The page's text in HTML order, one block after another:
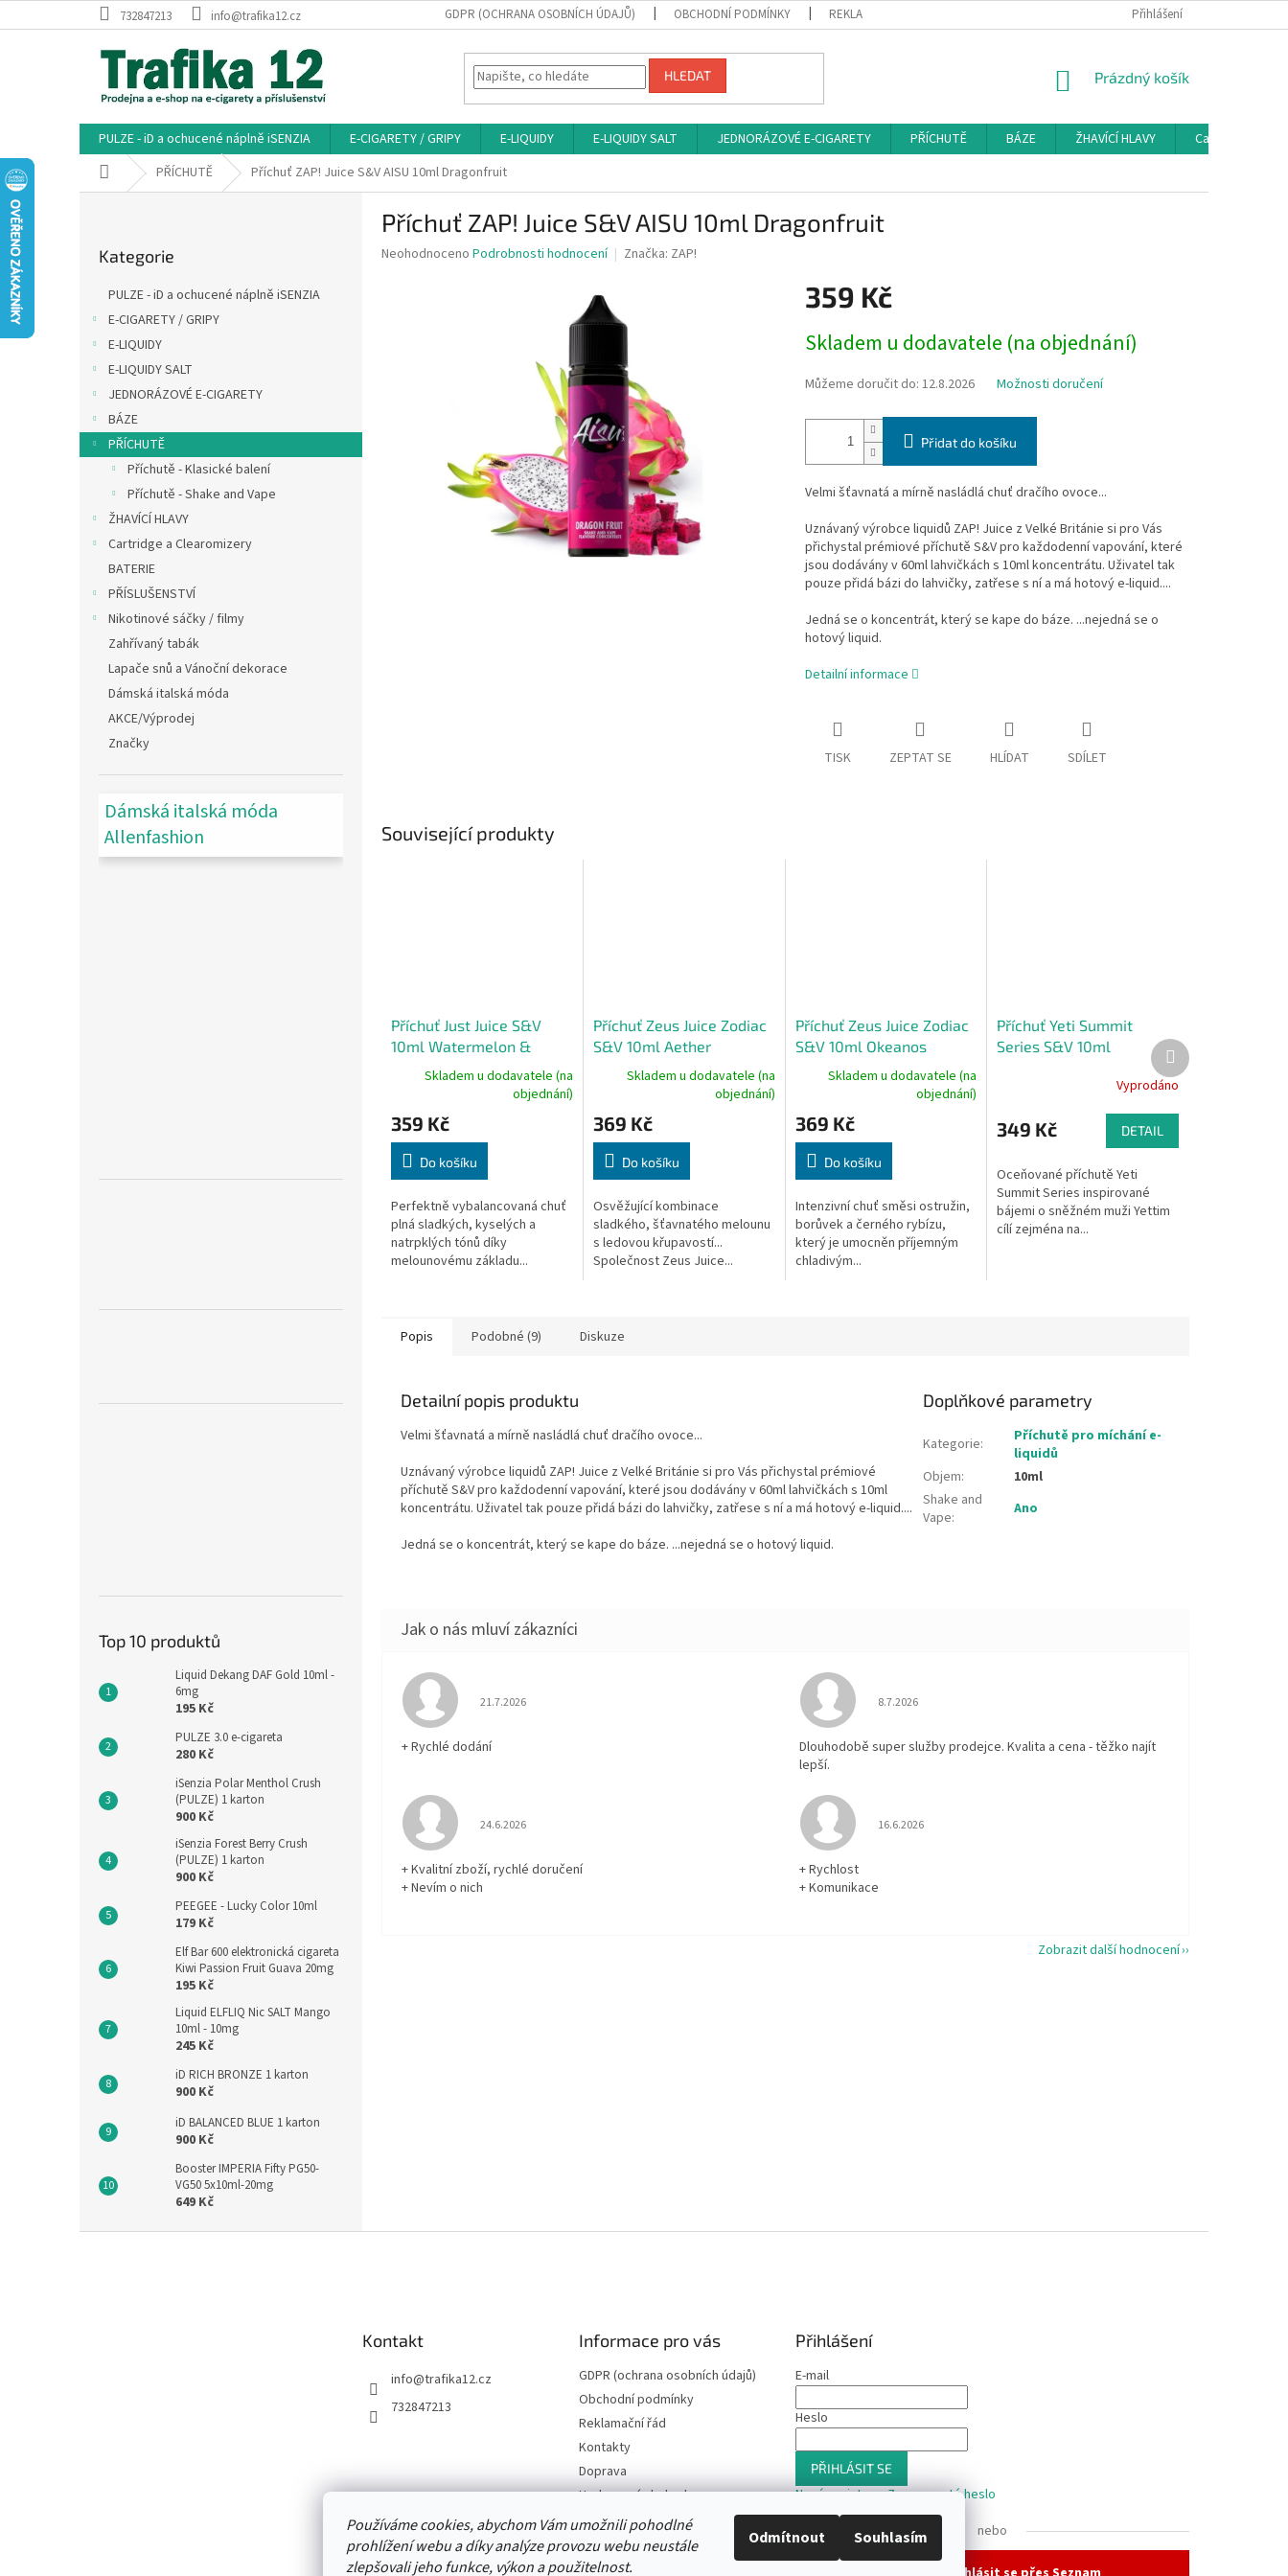
Používáme cookies, abychom Vám umožnili pohodlné
prohlížení webu a díky analýze provozu webu neustále
zlepšovali jeho funkce, výkon a použitelnost.
Odmítnout Souhlasím
na
732847213 info@trafika12.cz GDPR (OCHRANA OSOBNÍCH ÚDAJŮ) OBCHODNÍ PODMÍNKY REKLAMAČNÍ ŘÁD HODNOCENÍ OBCHODU
Přihlášení
HLEDAT
NÁKUPNÍ
Prázdný košík
PULZE - iD a ochucené náplně iSENZIA E-CIGARETY / GRIPY E-LIQUIDY E-LIQUIDY SALT JEDNORÁZOVÉ E-CIGARETY PŘÍCHUTĚ BÁZE ŽHAVÍCÍ HLAVY
Cartridge a
Domů PŘÍCHUTĚ Příchuť ZAP! Juice S&V AISU 10ml Dragonfruit
n
e
kategorie
Kategorie
PULZE - iD a ochucené náplně iSENZIA
E-CIGARETY / GRIPY
E-LIQUIDY
E-LIQUIDY SALT
JEDNORÁZOVÉ E-CIGARETY
BÁZE
PŘÍCHUTĚ
Příchutě - Klasické balení
Příchutě - Shake and Vape
ŽHAVÍCÍ HLAVY
Cartridge a Clearomizery
BATERIE
PŘÍSLUŠENSTVÍ
Nikotinové sáčky / filmy
Zahřívaný tabák
Lapače snů a Vánoční dekorace
Dámská italská móda
AKCE/Výprodej
Značky
Dámská italská móda
Allenfashion
Top 10 produktů
Liquid Dekang DAF Gold 10ml -
6mg
195 Kč
PULZE 3.0 e-cigareta
280 Kč
iSenzia Polar Menthol Crush
(PULZE) 1 karton
900 Kč
iSenzia Forest Berry Crush
(PULZE) 1 karton
900 Kč
PEEGEE - Lucky Color 10ml
179 Kč
Elf Bar 600 elektronická cigareta
Kiwi Passion Fruit Guava 20mg
195 Kč
Liquid ELFLIQ Nic SALT Mango
10ml - 10mg
245 Kč
iD RICH BRONZE 1 karton
900 Kč
iD BALANCED BLUE 1 karton
900 Kč
Booster IMPERIA Fifty PG50-
VG50 5x10ml-20mg
649 Kč
Příchuť ZAP! Juice S&V AISU 10ml Dragonfruit
Průměrné
Neohodnoceno Podrobnosti hodnocení Značka: ZAP!
359 Kč
cena:
Skladem u dodavatele (na objednání)
Můžeme doručit do: 12.8.2026 Možnosti doručení
Přidat do košíku
Velmi šťavnatá a mírně nasládlá chuť dračího ovoce...
Uznávaný výrobce liquidů ZAP! Juice z Velké Británie si pro Vás
přichystal prémiové příchutě S&V pro každodenní vapování, které
jsou dodávány v 60ml lahvičkách s 10ml koncentrátu. Uživatel tak
pouze přidá bázi do lahvičky, zatřese s ní a má hotový e-liquid....
Jedná se o koncentrát, který se kape do báze. ...nejedná se o
hotový liquid.
Detailní informace
TISK ZEPTAT SE HLÍDAT SDÍLET
Související produkty
Příchuť Just Juice S&V
10ml Watermelon &
CherrySkladem u dodavatele (na
objednání)
359 Kč
Do košíku
Perfektně vybalancovaná chuť
plná sladkých, kyselých a
natrpklých tónů díky
melounovému základu...
Příchuť Zeus Juice Zodiac
S&V 10ml Aether
Skladem u dodavatele (na
objednání)
369 Kč
Do košíku
Osvěžující kombinace
sladkého, šťavnatého melounu
s ledovou křupavostí...
Společnost Zeus Juice...
Příchuť Zeus Juice Zodiac
S&V 10ml Okeanos
Skladem u dodavatele (na
objednání)
369 Kč
Do košíku
Intenzivní chuť směsi ostružin,
borůvek a černého rybízu,
který je umocněn příjemným
chladivým...
Příchuť Yeti Summit
Series S&V 10ml
Raspberry Ice (Ledová
jahoda, třešeň a malina)
Vyprodáno
349 Kč DETAIL
Oceňované příchutě Yeti
Summit Series inspirované
bájemi o sněžném muži Yettim
cílí zejména na...
Další
produkt
Popis Podobné (9) Diskuze
Detailní popis produktu
Velmi šťavnatá a mírně nasládlá chuť dračího ovoce...
Uznávaný výrobce liquidů ZAP! Juice z Velké Británie si pro Vás přichystal prémiové
příchutě S&V pro každodenní vapování, které jsou dodávány v 60ml lahvičkách s 10ml
koncentrátu. Uživatel tak pouze přidá bázi do lahvičky, zatřese s ní a má hotový e-liquid....
Jedná se o koncentrát, který se kape do báze. ...nejedná se o hotový liquid.
Doplňkové parametry
Kategorie:
Příchutě pro míchání e-
liquidů
Objem:
10ml
Shake and
Vape: Ano
Hodnocení obchodu je 5 z 5 hvězdiček.
21.7.2026
+ Rychlé dodání
Hodnocení obchodu je 5 z 5 hvězdiček.
8.7.2026
Dlouhodobě super služby prodejce. Kvalita a cena - těžko najít
lepší.
Hodnocení obchodu je 5 z 5 hvězdiček.
24.6.2026
+ Kvalitní zboží, rychlé doručení
+ Nevím o nich
Hodnocení obchodu je 5 z 5 hvězdiček.
16.6.2026
+ Rychlost
+ Komunikace
Zobrazit další hodnocení
Kontakt
info@trafika12.cz
732847213
Informace pro vás
GDPR (ochrana osobních údajů)
Obchodní podmínky
Reklamační řád
Kontakty
Doprava
Hodnocení obchodu
Slevový program
Moje objednávka
Přihlášení
E-mail
Heslo
PŘIHLÁSIT SE
Nová registraceZapomenuté heslo
nebo